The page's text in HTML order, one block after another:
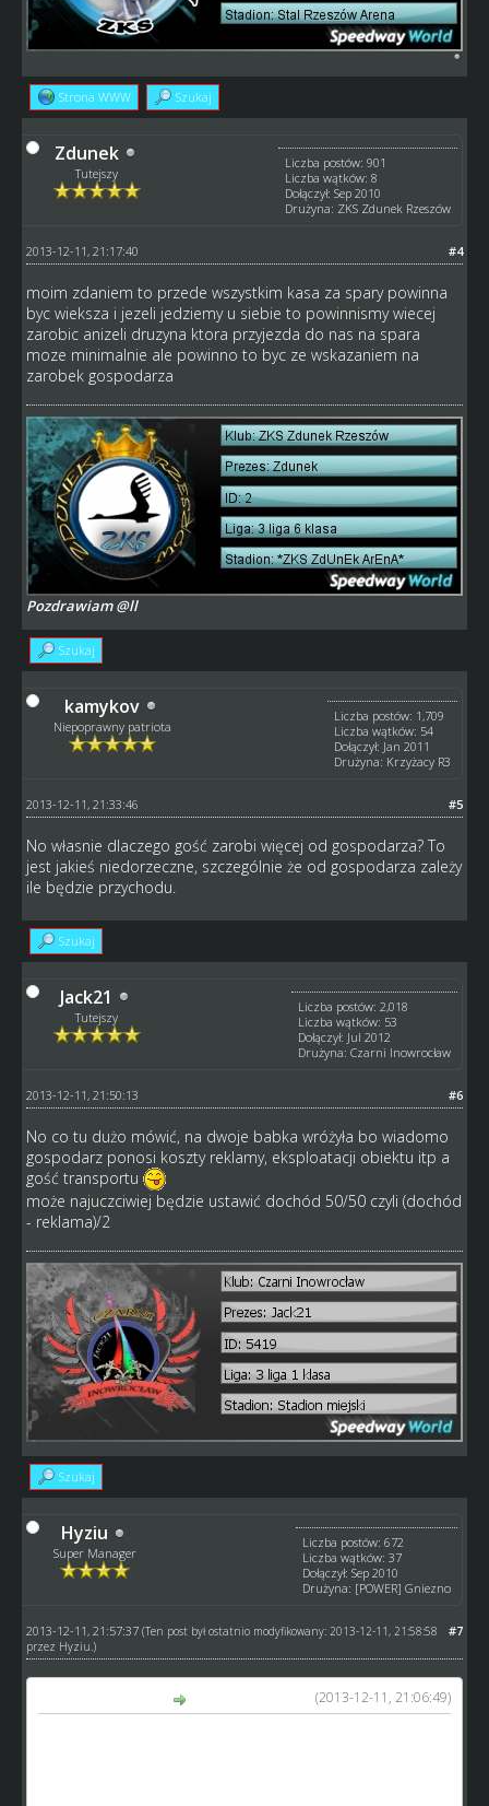
Strona WWW Szukaj
Zdunek
Tutejszy
Liczba postów: 901
Liczba wątków: 8
Dołączył: Sep 2010
Drużyna: ZKS Zdunek Rzeszów
#4
2013-12-11, 21:17:40
moim zdaniem to przede wszystkim kasa za spary powinna
byc wieksza i jezeli jedziemy u siebie to powinnismy wiecej
zarobic anizeli druzyna ktora przyjezda do nas na spara
moze minimalnie ale powinno to byc ze wskazaniem na
zarobek gospodarza
Pozdrawiam @ll
Szukaj
kamykov
Niepoprawny patriota
Liczba postów: 1,709
Liczba wątków: 54
Dołączył: Jan 2011
Drużyna: Krzyżacy R3
#5
2013-12-11, 21:33:46
No własnie dlaczego gość zarobi więcej od gospodarza? To
jest jakieś niedorzeczne, szczególnie że od gospodarza zależy
ile będzie przychodu.
Szukaj
Jack21
Tutejszy
Liczba postów: 2,018
Liczba wątków: 53
Dołączył: Jul 2012
Drużyna: Czarni Inowrocław
#6
2013-12-11, 21:50:13
No co tu dużo mówić, na dwoje babka wróżyła bo wiadomo
gospodarz ponosi koszty reklamy, eksploatacji obiektu itp a
gość transportu
może najuczciwiej będzie ustawić dochód 50/50 czyli (dochód
- reklama)/2
Szukaj
Hyziu
Super Manager
Liczba postów: 672
Liczba wątków: 37
Dołączył: Sep 2010
Drużyna: [POWER] Gniezno
#7
2013-12-11, 21:57:37 (Ten post był ostatnio modyfikowany: 2013-12-11, 21:58:58
przez Hyziu.)
(2013-12-11, 21:06:49)